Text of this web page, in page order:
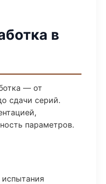
в
— от
сдачи серий.
параметров.